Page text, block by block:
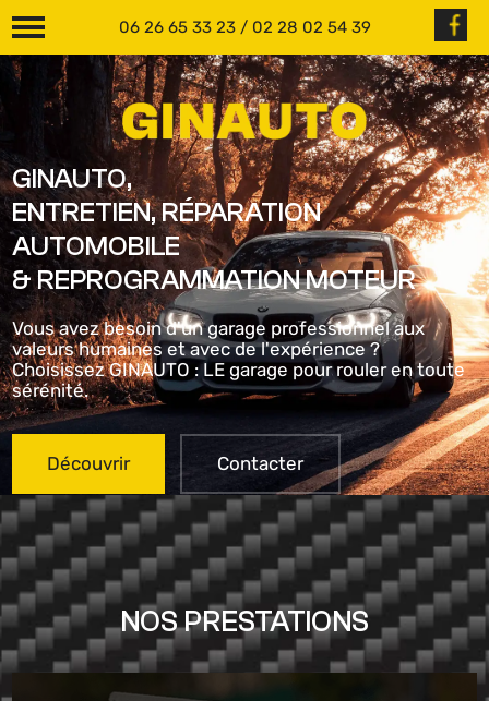
06 26 65 33 23/ 02 28 02 54 39
GINAUTO,
ENTRETIEN, RÉPARATION
AUTOMOBILE
& REPROGRAMMATION MOTEUR
Vous avez besoin d'un garage professionnel aux
valeurs humaines et avec de l'expérience ?
Choisissez GINAUTO : LE garage pour rouler en toute
sérénité.
Découvrir Contacter
NOS PRESTATIONS